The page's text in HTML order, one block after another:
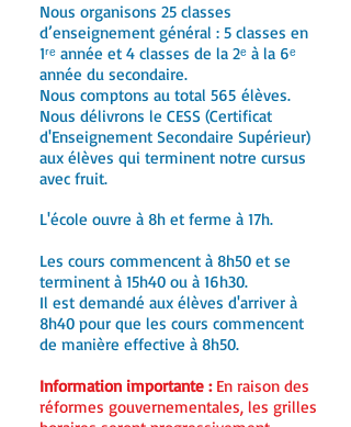
Nous organisons 25 classes
d’enseignement général : 5 classes en
1ʳᵉ année et 4 classes de la 2ᵉ à la 6ᵉ
année du secondaire.
Nous comptons au total 565 élèves.
Nous délivrons le CESS (Certificat
d'Enseignement Secondaire Supérieur)
aux élèves qui terminent notre cursus
avec fruit.
L'école ouvre à 8h et ferme à 17h.
Les cours commencent à 8h50 et se
terminent à 15h40 ou à 16h30.
Il est demandé aux élèves d'arriver à
8h40 pour que les cours commencent
de manière effective à 8h50.
Information importante : En raison des
réformes gouvernementales, les grilles